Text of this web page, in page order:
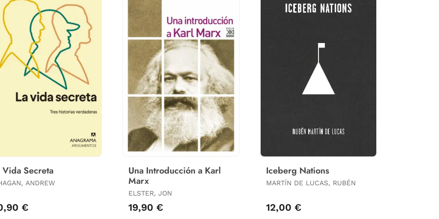
Vida Secreta
ANDREW
€
Una Introducción a Karl
Marx
ELSTER, JON
19,90 €
Iceberg Nations
MARTÍN DE LUCAS, RUBÉN
12,00 €